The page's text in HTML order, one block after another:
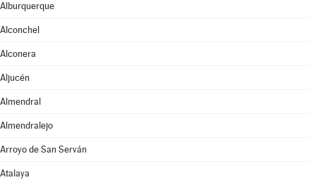
Alburquerque
Alconchel
Alconera
Aljucén
Almendral
Almendralejo
Arroyo de San Serván
Atalaya